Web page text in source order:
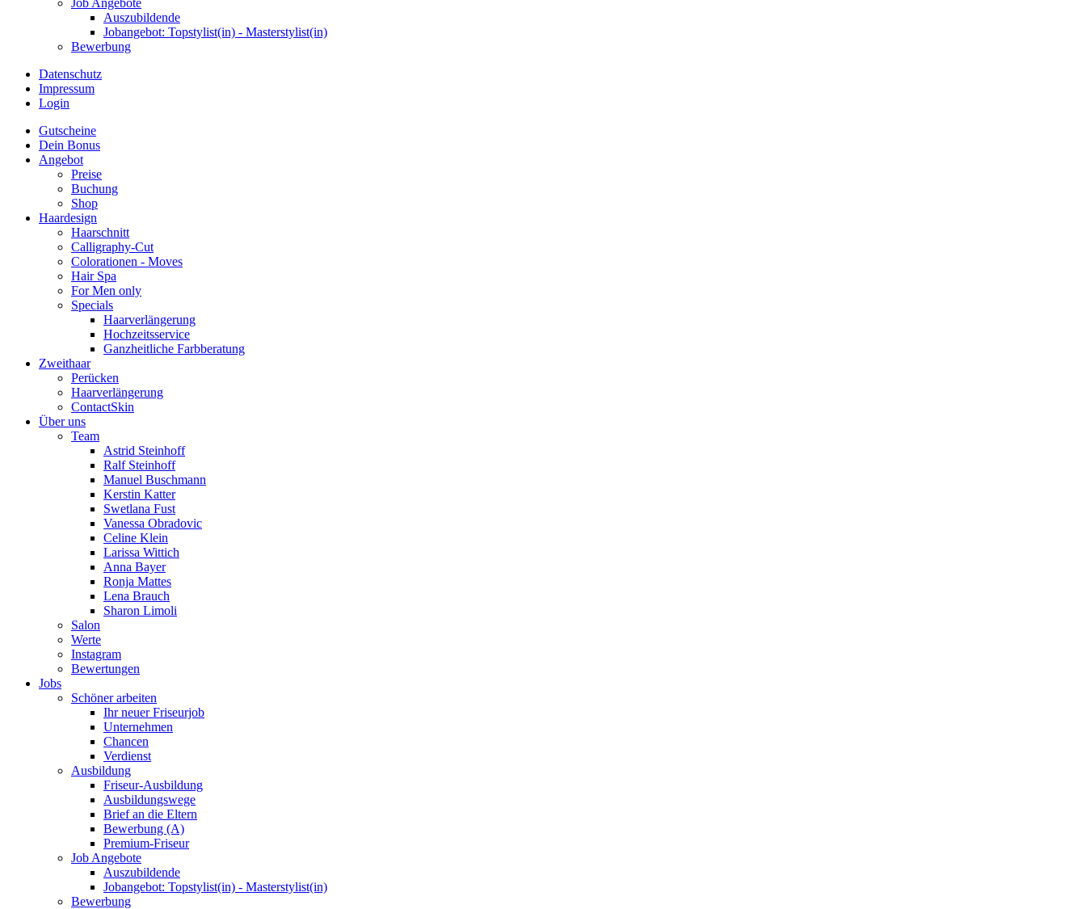
Job Angebote
Auszubildende
Jobangebot: Topstylist(in) - Masterstylist(in)
Bewerbung
Datenschutz
Impressum
Login
Gutscheine
Dein Bonus
Angebot
Preise
Buchung
Shop
Haardesign
Haarschnitt
Calligraphy-Cut
Colorationen - Moves
Hair Spa
For Men only
Specials
Haarverlängerung
Hochzeitsservice
Ganzheitliche Farbberatung
Zweithaar
Perücken
Haarverlängerung
ContactSkin
Über uns
Team
Astrid Steinhoff
Ralf Steinhoff
Manuel Buschmann
Kerstin Katter
Swetlana Fust
Vanessa Obradovic
Celine Klein
Larissa Wittich
Anna Bayer
Ronja Mattes
Lena Brauch
Sharon Limoli
Salon
Werte
Instagram
Bewertungen
Jobs
Schöner arbeiten
Ihr neuer Friseurjob
Unternehmen
Chancen
Verdienst
Ausbildung
Friseur-Ausbildung
Ausbildungswege
Brief an die Eltern
Bewerbung (A)
Premium-Friseur
Job Angebote
Auszubildende
Jobangebot: Topstylist(in) - Masterstylist(in)
Bewerbung